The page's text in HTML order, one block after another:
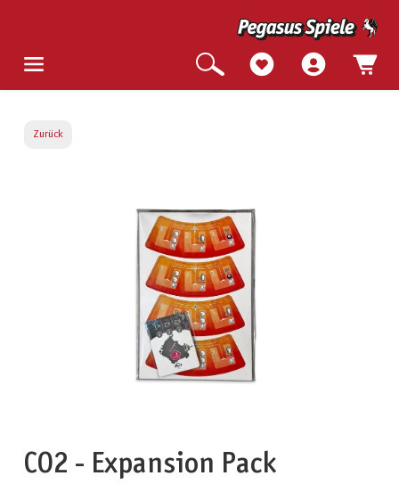
Zurück
CO2 - Expansion Pack